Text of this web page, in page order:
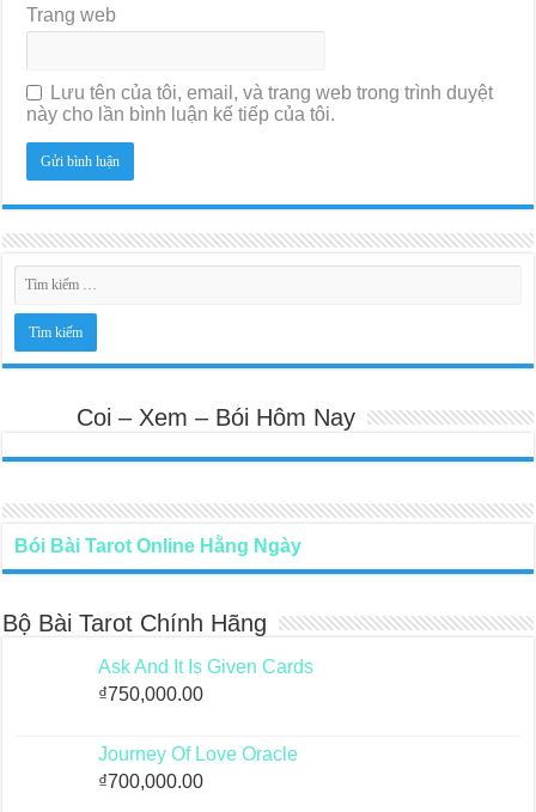
Trang web
Lưu tên của tôi, email, và trang web trong trình duyệt
này cho lần bình luận kế tiếp của tôi.
Coi – Xem – Bói Hôm Nay
Bói Bài Tarot Online Hằng Ngày
Bộ Bài Tarot Chính Hãng
Ask And It Is Given Cards
₫750,000.00
Journey Of Love Oracle
₫700,000.00